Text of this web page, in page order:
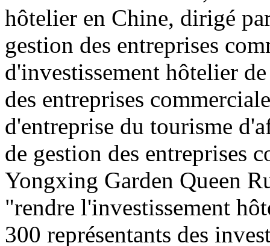
hôtelier en Chine, dirigé
gestion des entreprises
d'investissement hôtelier
des entreprises
d'entreprise du tourisme
de gestion des entreprises
Yongxing Garden Queen
"rendre l'investissement
300 représentants des